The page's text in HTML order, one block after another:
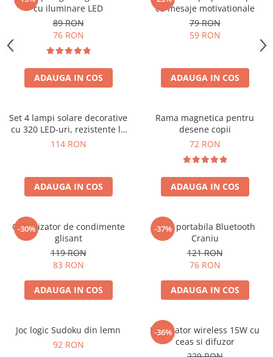
cu iluminare LED
89 RON
76 RON
ADAUGA IN COS
cu mesaje motivationale
79 RON
59 RON
ADAUGA IN COS
Set 4 lampi solare decorative
cu 320 LED-uri, rezistente la
apa, IP65
114 RON
ADAUGA IN COS
Rama magnetica pentru
desene copii
72 RON
ADAUGA IN COS
-30%
Organizator de condimente
glisant
119 RON
83 RON
ADAUGA IN COS
-37%
Boxa portabila Bluetooth
Craniu
121 RON
76 RON
ADAUGA IN COS
Joc logic Sudoku din lemn
92 RON
-36%
Incarcator wireless 15W cu
ceas si difuzor